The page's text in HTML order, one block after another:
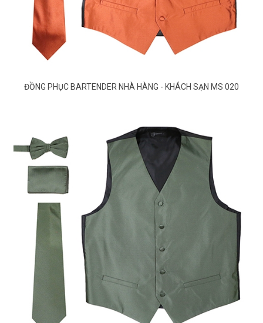
ĐỒNG PHỤC BARTENDER NHÀ HÀNG - KHÁCH SẠN MS 020